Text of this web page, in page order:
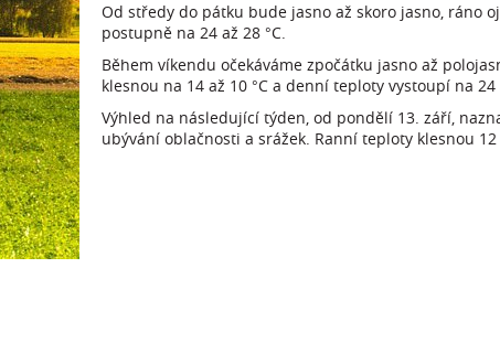
Od středy do pátku bude jasno až skoro jasno, ráno
postupně na 24 až 28 °C.
Během víkendu očekáváme zpočátku jasno až
klesnou na 14 až 10 °C a denní teploty vystoupí na 24
Výhled na následující týden, od pondělí 13. září,
ubývání oblačnosti a srážek. Ranní teploty klesnou